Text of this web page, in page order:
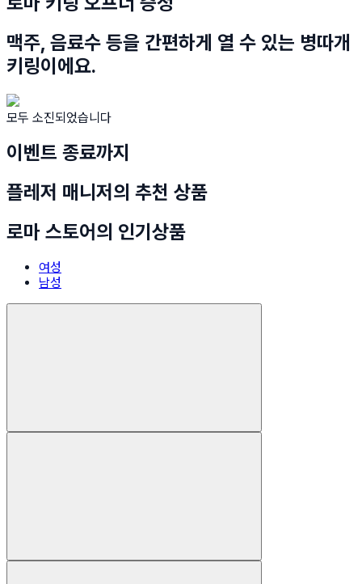
맥주, 음료수 등을 간편하게 열 수 있는 병따개
키링이에요.
모두 소진되었습니다
이벤트 종료까지
플레저 매니저의 추천 상품
로마 스토어의 인기상품
여성
남성